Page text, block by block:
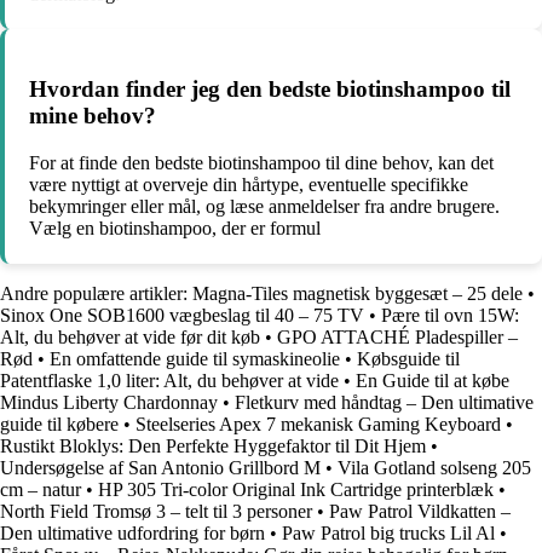
Hvordan finder jeg den bedste biotinshampoo til
mine behov?
For at finde den bedste biotinshampoo til dine behov, kan det
være nyttigt at overveje din hårtype, eventuelle specifikke
bekymringer eller mål, og læse anmeldelser fra andre brugere.
Vælg en biotinshampoo, der er formul
Andre populære artikler: Magna-Tiles magnetisk byggesæt – 25 dele •
Sinox One SOB1600 vægbeslag til 40 – 75 TV • Pære til ovn 15W:
Alt, du behøver at vide før dit køb • GPO ATTACHÉ Pladespiller –
Rød • En omfattende guide til symaskineolie • Købsguide til
Patentflaske 1,0 liter: Alt, du behøver at vide • En Guide til at købe
Mindus Liberty Chardonnay • Fletkurv med håndtag – Den ultimative
guide til købere • Steelseries Apex 7 mekanisk Gaming Keyboard •
Rustikt Bloklys: Den Perfekte Hyggefaktor til Dit Hjem •
Undersøgelse af San Antonio Grillbord M • Vila Gotland solseng 205
cm – natur• HP 305 Tri-color Original Ink Cartridge printerblæk •
North Field Tromsø 3 – telt til 3 personer• Paw Patrol Vildkatten –
Den ultimative udfordring for børn • Paw Patrol big trucks Lil Al •